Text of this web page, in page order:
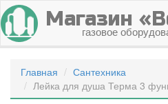
Магазин
газовое
Главная
Сантехника
Лейка для душа Терма 3